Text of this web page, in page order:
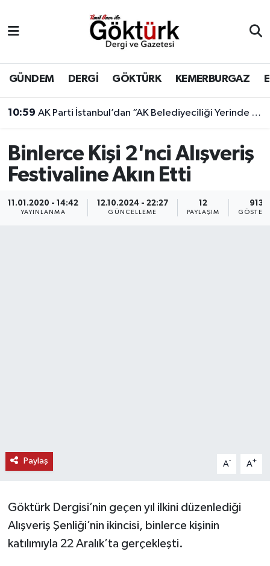
GÜNDEM DERGİ GÖKTÜRK KEMERBURGAZ
10:59 AK Parti İstanbul’dan “AK Belediyeciliği Yerinde Gör” programı
Binlerce Kişi 2'nci Alışveriş
Festivaline Akın Etti
11.01.2020 - 14:42
YAYINLANMA
12.10.2024 - 22:27
GÜNCELLEME
12
PAYLAŞIM
913
Paylaş A- A+
Göktürk Dergisi’nin geçen yıl ilkini düzenlediği
Alışveriş Şenliği’nin ikincisi, binlerce kişinin
katılımıyla 22 Aralık’ta gerçekleşti.
BİLİM
DERGİ
EĞİTİM
EKONOMİ
TİCARET
YAŞAM
Eyüpsultan Hava Durumu
Eyüpsultan Trafik Yoğunluk Haritası
Süper Lig Puan Durumu ve Fikstür
Son Dakika Haberleri
Haber Arşivi